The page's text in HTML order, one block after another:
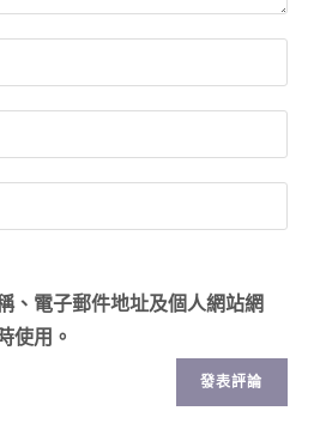
、電子郵件地址及個人網站網
使用。